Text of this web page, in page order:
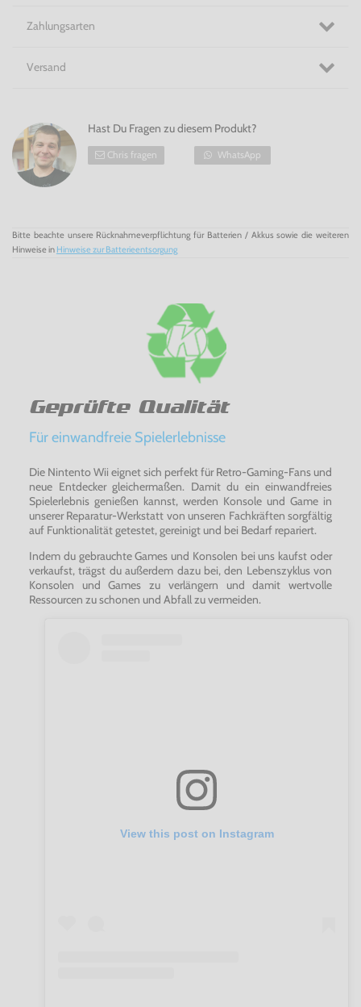
Zahlungsarten
Versand
Hast Du Fragen zu diesem Produkt?
Chris fragen WhatsApp
Bitte beachte unsere Rücknahmeverpflichtung für Batterien / Akkus sowie die weiteren
Hinweise in Hinweise zur Batterieentsorgung
Geprüfte Qualität
Für einwandfreie Spielerlebnisse
Die Nintento Wii eignet sich perfekt für Retro-Gaming-Fans und
neue Entdecker gleichermaßen. Damit du ein einwandfreies
Spielerlebnis genießen kannst, werden Konsole und Game in
unserer Reparatur-Werkstatt von unseren Fachkräften sorgfältig
auf Funktionalität getestet, gereinigt und bei Bedarf repariert.
Indem du gebrauchte Games und Konsolen bei uns kaufst oder
verkaufst, trägst du außerdem dazu bei, den Lebenszyklus von
Konsolen und Games zu verlängern und damit wertvolle
Ressourcen zu schonen und Abfall zu vermeiden.
View this post on Instagram